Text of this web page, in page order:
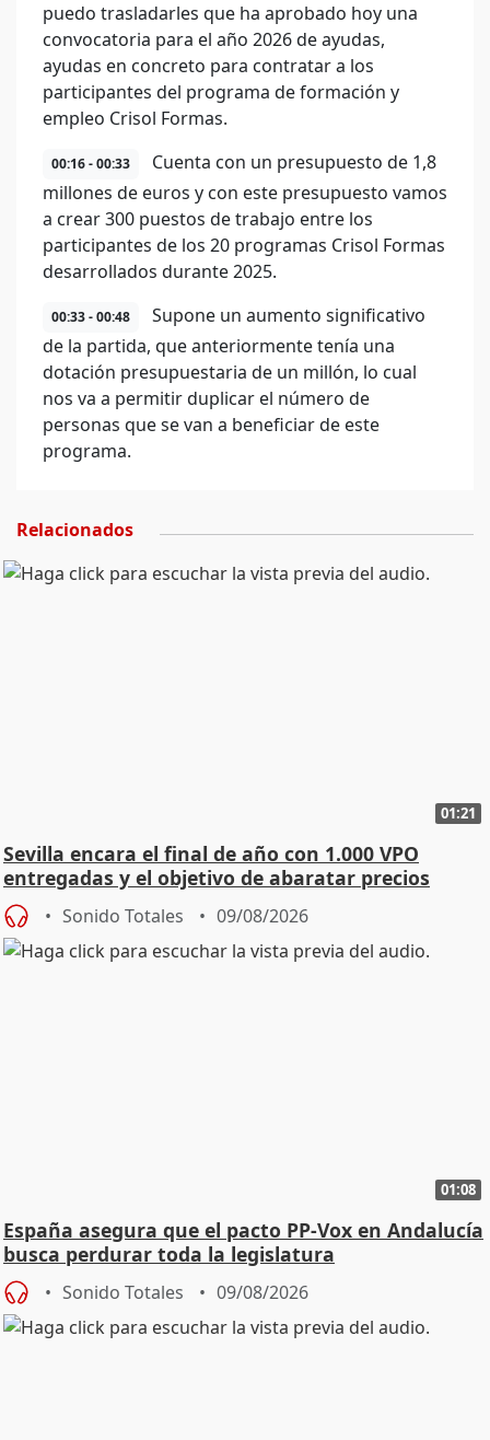
puedo trasladarles que ha aprobado hoy una
convocatoria para el año 2026 de ayudas,
ayudas en concreto para contratar a los
participantes del programa de formación y
empleo Crisol Formas.
00:16 - 00:33
Cuenta con un presupuesto de 1,8
millones de euros y con este presupuesto vamos
a crear 300 puestos de trabajo entre los
participantes de los 20 programas Crisol Formas
desarrollados durante 2025.
00:33 - 00:48
Supone un aumento significativo
de la partida, que anteriormente tenía una
dotación presupuestaria de un millón, lo cual
nos va a permitir duplicar el número de
personas que se van a beneficiar de este
programa.
Relacionados
01:21
Sevilla encara el final de año con 1.000 VPO
entregadas y el objetivo de abaratar precios
Sonido Totales 09/08/2026
01:08
España asegura que el pacto PP-Vox en Andalucía
busca perdurar toda la legislatura
Sonido Totales 09/08/2026